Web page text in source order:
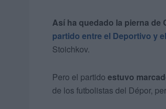
Así ha quedado la pierna de
partido entre el Deportivo y
Stoichkov.
Pero el partido estuvo
de los futbolistas del Dépor,